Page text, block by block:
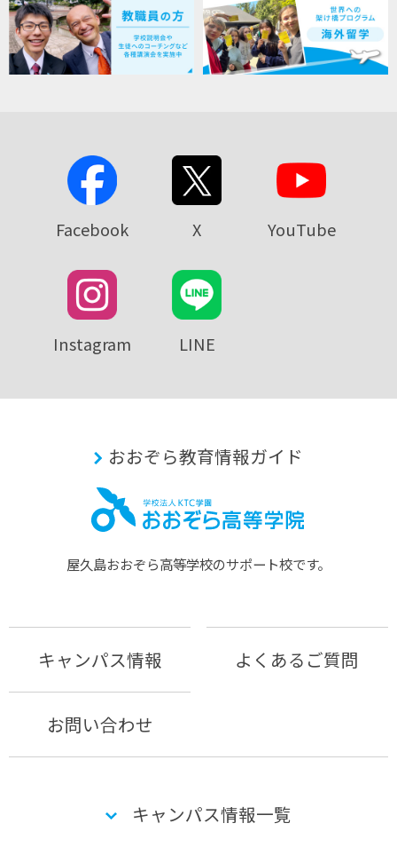
Facebook X YouTube
Instagram LINE
おおぞら教育情報ガイド
屋久島おおぞら⾼等学校のサポート校です。
キャンパス情報 よくあるご質問
お問い合わせ
キャンパス情報一覧